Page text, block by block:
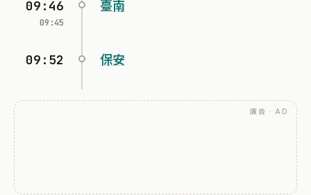
09:46
09:45
臺南
09:52 保安
廣告 · AD